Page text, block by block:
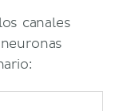
canales